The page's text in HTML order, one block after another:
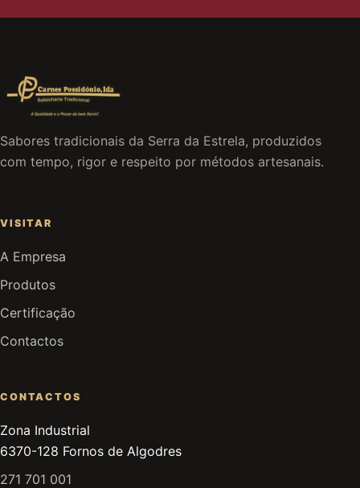
Sabores tradicionais da Serra da Estrela, produzidos
com tempo, rigor e respeito por métodos artesanais.
VISITAR
A Empresa
Produtos
Certificação
Contactos
CONTACTOS
Zona Industrial
6370-128 Fornos de Algodres
271 701 001